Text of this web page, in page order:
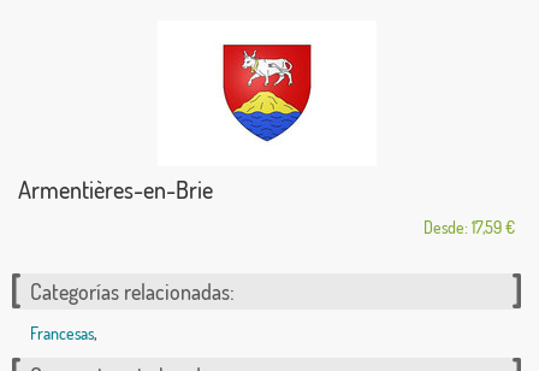
Armentières-en-Brie
Desde: 17,59 €
Categorías relacionadas:
Francesas,